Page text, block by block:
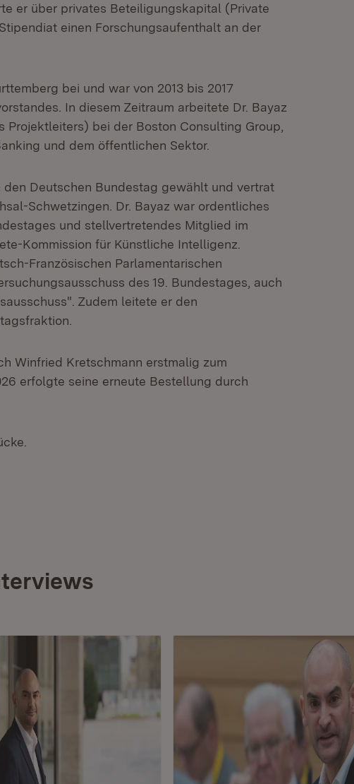
er über privates Beteiligungskapital (Private
einen Forschungsaufenthalt an der
bei und war von 2013 bis 2017
In diesem Zeitraum arbeitete Dr. Bayaz
bei der Boston Consulting Group,
und dem öffentlichen Sektor.
Deutschen Bundestag gewählt und vertrat
Schwetzingen. Dr. Bayaz war ordentliches
und stellvertretendes Mitglied im
Kommission für Künstliche Intelligenz.
Französischen Parlamentarischen
des 19. Bundestages, auch
Zudem leitete er den
Winfried Kretschmann erstmalig zum
erfolgte seine erneute Bestellung durch